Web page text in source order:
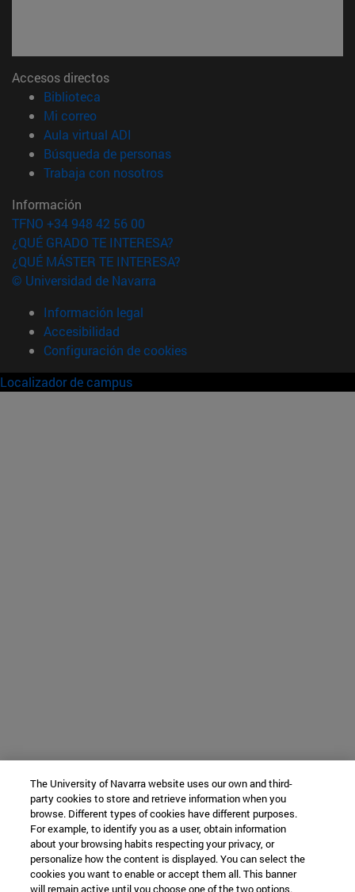
Accesos directos
Biblioteca
Mi correo(abre en nueva ventana)
Aula virtual ADI
Búsqueda de personas(abre en nueva ventana)
Trabaja con nosotros(abre en nueva ventana)
Información
TFNO +34 948 42 56 00
¿QUÉ GRADO TE INTERESA?
¿QUÉ MÁSTER TE INTERESA?
© Universidad de Navarra
Información legal
Accesibilidad
Configuración de cookies
Localizador de campus
The University of Navarra website uses our own and third-
party cookies to store and retrieve information when you
browse. Different types of cookies have different purposes.
For example, to identify you as a user, obtain information
about your browsing habits respecting your privacy, or
personalize how the content is displayed. You can select the
cookies you want to enable or accept them all. This banner
will remain active until you choose one of the two options.